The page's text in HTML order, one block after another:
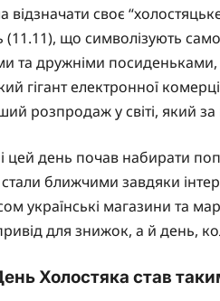
відзначати своє
що символізують
та дружніми
гігант електронної
розпродаж у світі, який
цей день почав набирати
ближчими завдяки
українські магазини та
для знижок, а й день,
Холостяка став